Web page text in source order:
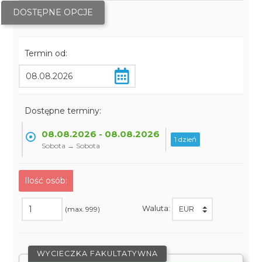
DOSTĘPNE OPCJE
Termin od:
Dostępne terminy:
08.08.2026 - 08.08.2026
Sobota → Sobota
1 dzień
Ilość osób:
(max. 999) Waluta:
WYCIECZKA FAKULTATYWNA